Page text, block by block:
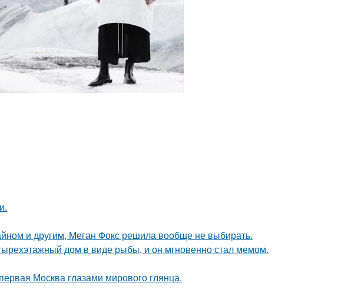
и другим, Меган Фокс решила вообще не выбирать.
дом в виде рыбы, и он мгновенно стал мемом.
Москва глазами мирового глянца.